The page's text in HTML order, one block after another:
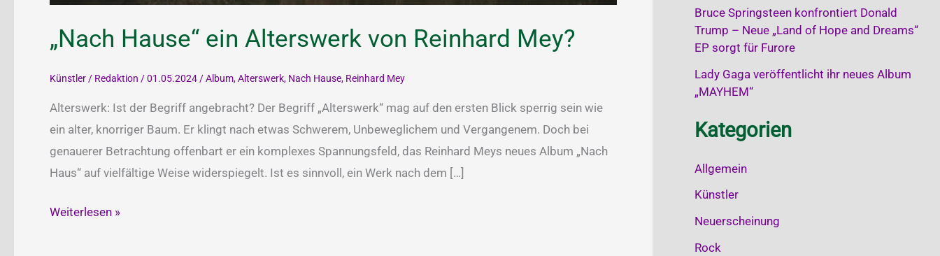
„Nach Hause“ ein Alterswerk von Reinhard Mey?
Künstler / Redaktion /01.05.2024 /Album,Alterswerk, Nach Hause, Reinhard Mey
Alterswerk: Ist der Begriff angebracht? Der Begriff „Alterswerk“ mag auf den ersten Blick sperrig sein wie
ein alter, knorriger Baum. Er klingt nach etwas Schwerem, Unbeweglichem und Vergangenem. Doch bei
genauerer Betrachtung offenbart er ein komplexes Spannungsfeld, das Reinhard Meys neues Album „Nach
Haus“ auf vielfältige Weise widerspiegelt. Ist es sinnvoll, ein Werk nach dem […]
„Nach
Weiterlesen »
Bruce Springsteen konfrontiert Donald
Trump – Neue „Land of Hope and Dreams“
EP sorgt für Furore
Lady Gaga veröffentlicht ihr neues Album
„MAYHEM“
Kategorien
Allgemein
Künstler
Neuerscheinung
Rock